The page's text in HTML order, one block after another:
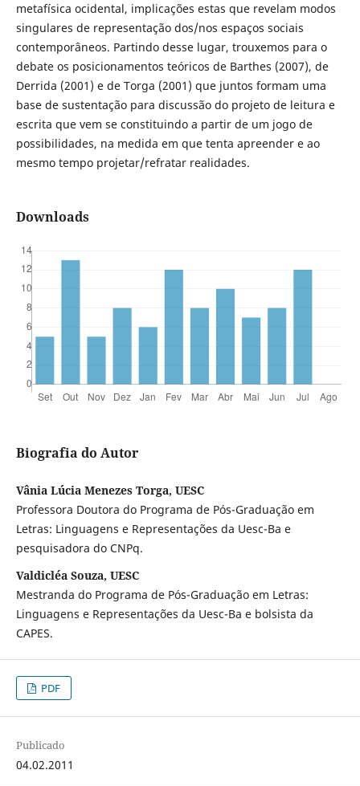
metafísica ocidental, implicações estas que revelam modos
singulares de representação dos/nos espaços sociais
contemporâneos. Partindo desse lugar, trouxemos para o
debate os posicionamentos teóricos de Barthes (2007), de
Derrida (2001) e de Torga (2001) que juntos formam uma
base de sustentação para discussão do projeto de leitura e
escrita que vem se constituindo a partir de um jogo de
possibilidades, na medida em que tenta apreender e ao
mesmo tempo projetar/refratar realidades.
Downloads
Biografia do Autor
Vânia Lúcia Menezes Torga, UESC
Professora Doutora do Programa de Pós-Graduação em
Letras: Linguagens e Representações da Uesc-Ba e
pesquisadora do CNPq.
Valdicléa Souza, UESC
Mestranda do Programa de Pós-Graduação em Letras:
Linguagens e Representações da Uesc-Ba e bolsista da
CAPES.
PDF
Publicado
04.02.2011